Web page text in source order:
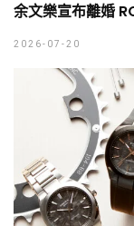
余文樂宣布離婚
2026-07-20